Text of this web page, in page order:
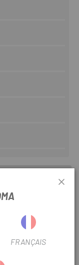
alto rendimiento,
control y
combina
para
FRANÇAIS